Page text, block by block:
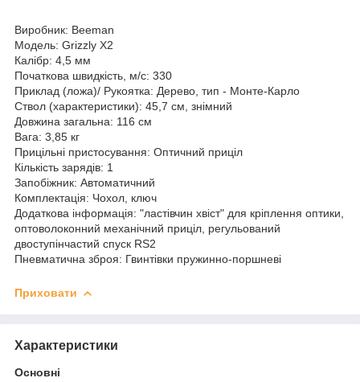
Виробник: Beeman
Модель: Grizzly X2
Калібр: 4,5 мм
Початкова швидкість, м/с: 330
Приклад (ложа)/ Рукоятка: Дерево, тип - Монте-Карло
Ствол (характеристики): 45,7 см, знімний
Довжина загальна: 116 см
Вага: 3,85 кг
Прицільні пристосування: Оптичний приціл
Кількість зарядів: 1
Запобіжник: Автоматичний
Комплектація: Чохол, ключ
Додаткова інформація: "ластівчин хвіст" для кріплення оптики,
оптоволоконний механічний приціл, регульований
двоступінчастий спуск RS2
Пневматична зброя: Гвинтівки пружинно-поршневі
Приховати
Характеристики
Основні